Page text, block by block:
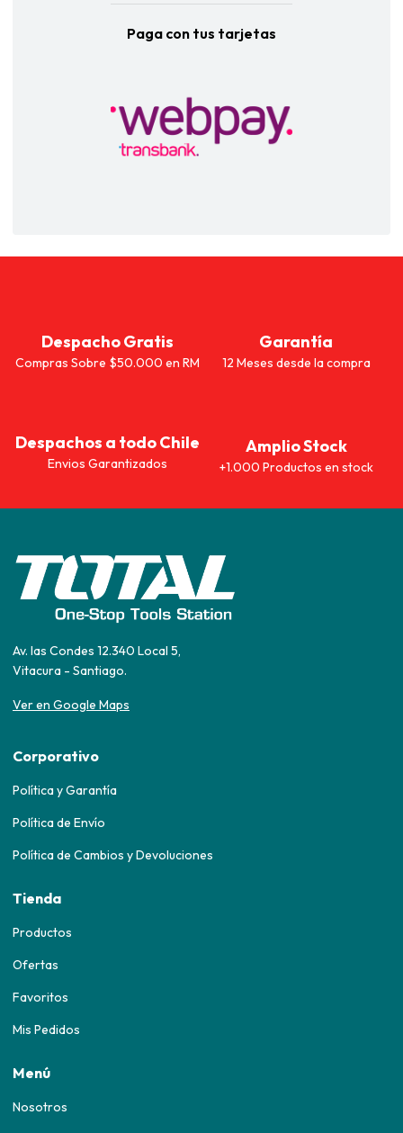
Paga con tus tarjetas
Despacho Gratis
Compras Sobre $50.000 en RM
Garantía
12 Meses desde la compra
Despachos a todo Chile
Envios Garantizados
Amplio Stock
+1.000 Productos en stock
Av. las Condes 12.340 Local 5,
Vitacura - Santiago.
Ver en Google Maps
Corporativo
Política y Garantía
Política de Envío
Política de Cambios y Devoluciones
Tienda
Productos
Ofertas
Favoritos
Mis Pedidos
Menú
Nosotros